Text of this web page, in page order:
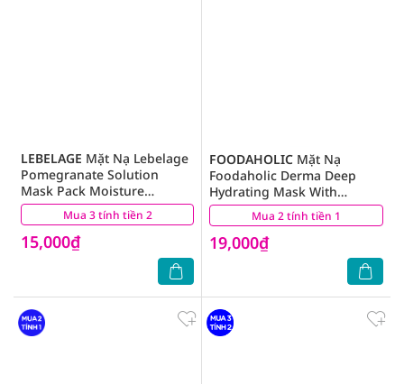
Mua 3 tính tiền 2
LEBELAGE Mặt Nạ Lebelage
Pomegranate Solution
Mask Pack Moisture
Hardening Chiết Xuất Từ
Lựu 25g
15,000₫
(27) Mua 2 tính tiền 1
FOODAHOLIC Mặt Nạ
Foodaholic Derma Deep
Hydrating Mask With
Vitamin E Aqua Cấp Nước
23g
19,000₫
(37)